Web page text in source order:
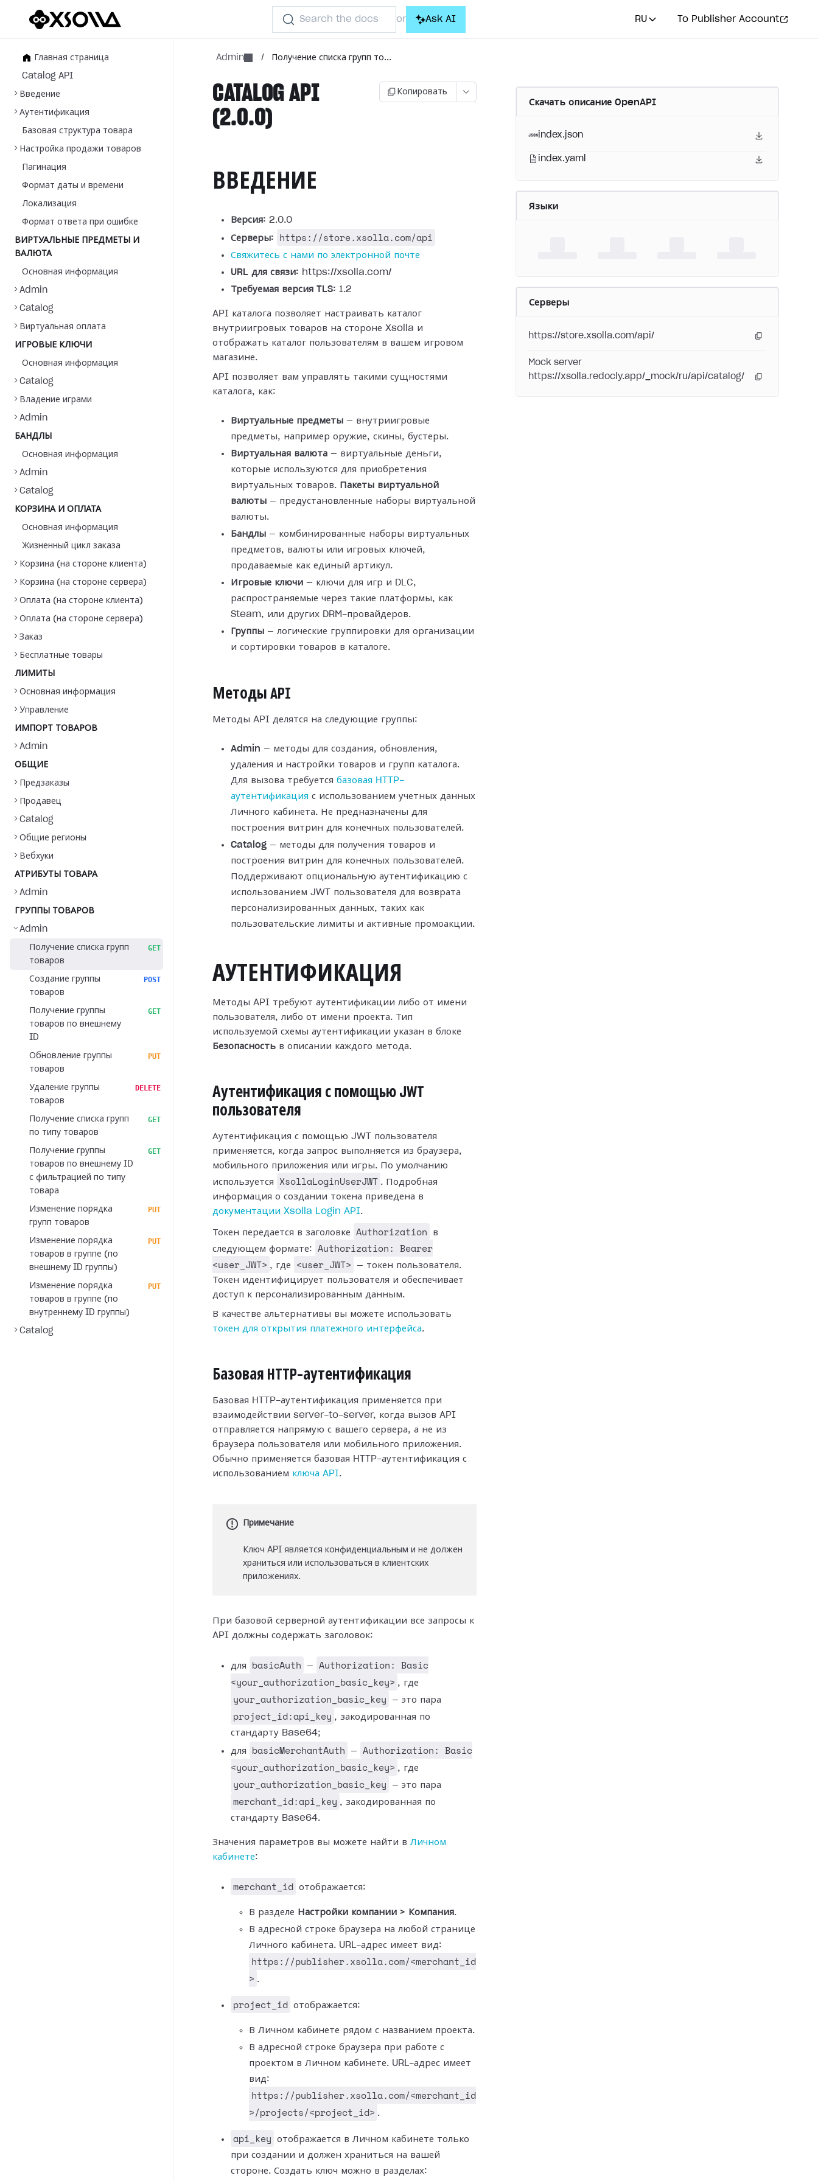
Search the docs or Ask AI RU To Publisher Account
Главная страница
Catalog API
Введение
Аутентификация
Базовая структура товара
Настройка продажи товаров
Пагинация
Формат даты и времени
Локализация
Формат ответа при ошибке
ВИРТУАЛЬНЫЕ ПРЕДМЕТЫ И
ВАЛЮТА
Основная информация
Admin
Catalog
Виртуальная оплата
ИГРОВЫЕ КЛЮЧИ
Основная информация
Catalog
Владение играми
Admin
БАНДЛЫ
Основная информация
Admin
Catalog
КОРЗИНА И ОПЛАТА
Основная информация
Жизненный цикл заказа
Корзина (на стороне клиента)
Корзина (на стороне сервера)
Оплата (на стороне клиента)
Оплата (на стороне сервера)
Заказ
Бесплатные товары
ЛИМИТЫ
Основная информация
Управление
ИМПОРТ ТОВАРОВ
Admin
ОБЩИЕ
Предзаказы
Продавец
Catalog
Общие регионы
Вебхуки
АТРИБУТЫ ТОВАРА
Admin
ГРУППЫ ТОВАРОВ
Admin
Получение списка групп
товаров
GET
Создание группы
товаров
POST
Получение группы
товаров по внешнему
ID
GET
Обновление группы
товаров
PUT
Удаление группы
товаров
DELETE
Получение списка групп
по типу товаров
GET
Получение группы
товаров по внешнему ID
с фильтрацией по типу
товара
GET
Изменение порядка
групп товаров
PUT
Изменение порядка
товаров в группе (по
внешнему ID группы)
PUT
Изменение порядка
товаров в группе (по
внутреннему ID группы)
PUT
Catalog
Admin / Получение списка групп то...
CATALOG API
(2.0.0)
Копировать
ВВЕДЕНИЕ
Версия: 2.0.0
Серверы:
https://store.xsolla.com/api
Свяжитесь с нами по электронной почте
URL для связи: https://xsolla.com/
Требуемая версия TLS: 1.2
API каталога позволяет настраивать каталог
внутриигровых товаров на стороне Xsolla и
отображать каталог пользователям в вашем игровом
магазине.
API позволяет вам управлять такими сущностями
каталога, как:
Виртуальные предметы — внутриигровые
предметы, например оружие, скины, бустеры.
Виртуальная валюта — виртуальные деньги,
которые используются для приобретения
виртуальных товаров. Пакеты виртуальной
валюты — предустановленные наборы виртуальной
валюты.
Бандлы — комбинированные наборы виртуальных
предметов, валюты или игровых ключей,
продаваемые как единый артикул.
Игровые ключи — ключи для игр и DLC,
распространяемые через такие платформы, как
Steam, или других DRM-провайдеров.
Группы — логические группировки для организации
и сортировки товаров в каталоге.
Методы API
Методы API делятся на следующие группы:
Admin — методы для создания, обновления,
удаления и настройки товаров и групп каталога.
Для вызова требуется базовая HTTP-
аутентификация с использованием учетных данных
Личного кабинета. Не предназначены для
построения витрин для конечных пользователей.
Catalog — методы для получения товаров и
построения витрин для конечных пользователей.
Поддерживают опциональную аутентификацию с
использованием JWT пользователя для возврата
персонализированных данных, таких как
пользовательские лимиты и активные промоакции.
АУТЕНТИФИКАЦИЯ
Методы API требуют аутентификации либо от имени
пользователя, либо от имени проекта. Тип
используемой схемы аутентификации указан в блоке
Безопасность в описании каждого метода.
Аутентификация с помощью JWT
пользователя
Аутентификация с помощью JWT пользователя
применяется, когда запрос выполняется из браузера,
мобильного приложения или игры. По умолчанию
используется
XsollaLoginUserJWT . Подробная
информация о создании токена приведена в
документации Xsolla Login API.
Токен передается в заголовке Authorization
в
следующем формате:
Authorization: Bearer
<user_JWT> , где <user_JWT>
— токен пользователя.
Токен идентифицирует пользователя и обеспечивает
доступ к персонализированным данным.
В качестве альтернативы вы можете использовать
токен для открытия платежного интерфейса.
Базовая HTTP-аутентификация
Базовая HTTP-аутентификация применяется при
взаимодействии server-to-server, когда вызов API
отправляется напрямую с вашего сервера, а не из
браузера пользователя или мобильного приложения.
Обычно применяется базовая HTTP-аутентификация с
использованием ключа API.
Примечание
Ключ API является конфиденциальным и не должен
храниться или использоваться в клиентских
приложениях.
При базовой серверной аутентификации все запросы к
API должны содержать заголовок:
для basicAuth —
Authorization: Basic
<your_authorization_basic_key> , где
your_authorization_basic_key — это пара
project_id:api_key , закодированная по
стандарту Base64;
для
basicMerchantAuth —
Authorization: Basic
<your_authorization_basic_key> , где
your_authorization_basic_key — это пара
merchant_id:api_key , закодированная по
стандарту Base64.
Значения параметров вы можете найти в Личном
кабинете:
merchant_id отображается:
В разделе Настройки компании > Компания.
В адресной строке браузера на любой странице
Личного кабинета. URL-адрес имеет вид:
https://publisher.xsolla.com/<merchant_id
> .
project_id отображается:
В Личном кабинете рядом с названием проекта.
В адресной строке браузера при работе с
проектом в Личном кабинете. URL-адрес имеет
вид:
https://publisher.xsolla.com/<merchant_id
>/projects/<project_id> .
api_key
отображается в Личном кабинете только
при создании и должен храниться на вашей
стороне. Создать ключ можно в разделах:
Скачать описание OpenAPI
index.json
index.yaml
Языки
Серверы
https://store.xsolla.com/api/
Mock server
https://xsolla.redocly.app/_mock/ru/api/catalog/